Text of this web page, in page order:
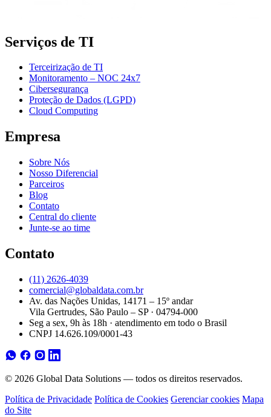
Serviços de TI
Terceirização de TI
Monitoramento – NOC 24x7
Cibersegurança
Proteção de Dados (LGPD)
Cloud Computing
Empresa
Sobre Nós
Nosso Diferencial
Parceiros
Blog
Contato
Central do cliente
Junte-se ao time
Contato
(11) 2626-4039
comercial@globaldata.com.br
Av. das Nações Unidas, 14171 – 15º andar
Vila Gertrudes, São Paulo – SP · 04794-000
Seg a sex, 9h às 18h · atendimento em todo o Brasil
CNPJ 14.626.109/0001-43
© 2026 Global Data Solutions — todos os direitos reservados.
Política de Privacidade Política de Cookies Gerenciar cookies Mapa
do Site